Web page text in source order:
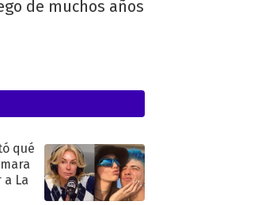
de muchos años
qué
La